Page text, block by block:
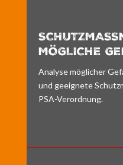
ÖGLICHE
Analyse möglicher
und geeignete
PSA-Verordnung.